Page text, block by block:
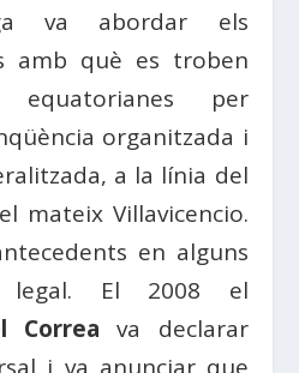
va abordar els
amb què es troben
per
organitzada i
a la línia del
mateix Villavicencio.
en alguns
legal. El 2008 el
Correa va declarar